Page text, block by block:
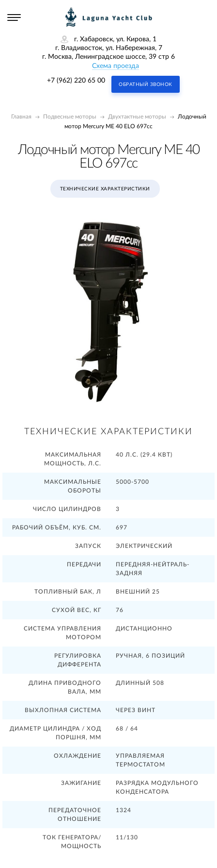
г. Хабаровск, ул. Кирова, 1
г. Владивосток, ул. Набережная, 7
г. Москва, Ленинградское шоссе, 39 стр 6
Схема проезда
+7 (962) 220 65 00
ОБРАТНЫЙ ЗВОНОК
Главная Подвесные моторы Двухтактные моторы
Лодочный
мотор Mercury ME 40 ELO 697cc
Лодочный мотор Mercury ME 40
ELO 697cc
ТЕХНИЧЕСКИЕ ХАРАКТЕРИСТИКИ
ТЕХНИЧЕСКИЕ ХАРАКТЕРИСТИКИ
МАКСИМАЛЬНАЯ
МОЩНОСТЬ, Л.С.
40 Л.С. (29.4 КВТ)
МАКСИМАЛЬНЫЕ
ОБОРОТЫ
5000-5700
ЧИСЛО ЦИЛИНДРОВ 3
РАБОЧИЙ ОБЪЁМ, КУБ. СМ. 697
ЗАПУСК ЭЛЕКТРИЧЕСКИЙ
ПЕРЕДАЧИ
ПЕРЕДНЯЯ-НЕЙТРАЛЬ-
ЗАДНЯЯ
ТОПЛИВНЫЙ БАК, Л ВНЕШНИЙ 25
СУХОЙ ВЕС, КГ 76
СИСТЕМА УПРАВЛЕНИЯ
МОТОРОМ
ДИСТАНЦИОННО
РЕГУЛИРОВКА
ДИФФЕРЕНТА
РУЧНАЯ, 6 ПОЗИЦИЙ
ДЛИНА ПРИВОДНОГО
ВАЛА, ММ
ДЛИННЫЙ 508
ВЫХЛОПНАЯ СИСТЕМА ЧЕРЕЗ ВИНТ
ДИАМЕТР ЦИЛИНДРА / ХОД
ПОРШНЯ, ММ
68 / 64
ОХЛАЖДЕНИЕ
УПРАВЛЯЕМАЯ
ТЕРМОСТАТОМ
ЗАЖИГАНИЕ
РАЗРЯДКА МОДУЛЬНОГО
КОНДЕНСАТОРА
ПЕРЕДАТОЧНОЕ
ОТНОШЕНИЕ
1324
ТОК ГЕНЕРАТОРА/
МОЩНОСТЬ
11/130